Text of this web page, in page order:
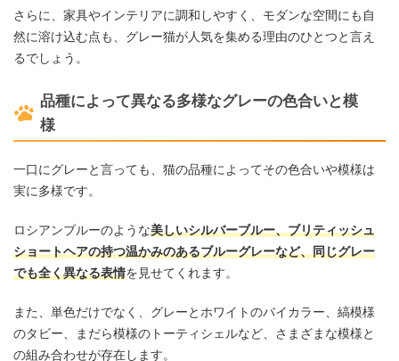
さらに、家具やインテリアに調和しやすく、モダンな空間にも自
然に溶け込む点も、グレー猫が人気を集める理由のひとつと言え
るでしょう。
品種によって異なる多様なグレーの色合いと模
様
一口にグレーと言っても、猫の品種によってその色合いや模様は
実に多様です。
ロシアンブルーのような美しいシルバーブルー、ブリティッシュ
ショートヘアの持つ温かみのあるブルーグレーなど、同じグレー
でも全く異なる表情を見せてくれます。
また、単色だけでなく、グレーとホワイトのバイカラー、縞模様
のタビー、まだら模様のトーティシェルなど、さまざまな模様と
の組み合わせが存在します。